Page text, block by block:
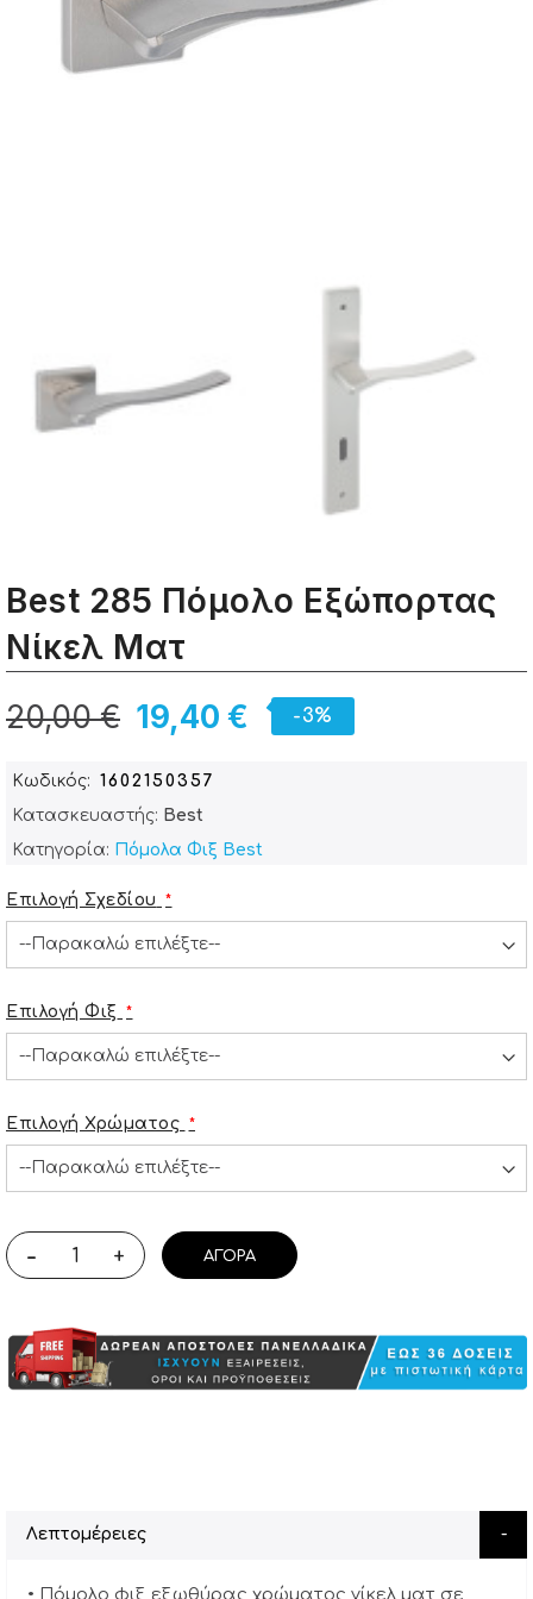
Best 285 Πόμολο Εξώπορτας
Νίκελ Ματ
19,40 €
20,00 € -3%
Κωδικός
1602150357
Κατασκευαστής: Best
Κατηγορία: Πόμολα Φιξ Best
Επιλογή Σχεδίου
Επιλογή Φιξ
Επιλογή Χρώματος
- + ΑΓΟΡΆ
Λεπτομέρειες